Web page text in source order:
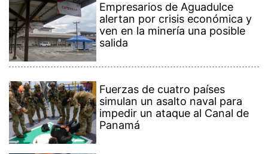
Empresarios de Aguadulce
alertan por crisis económica y
ven en la minería una posible
salida
Fuerzas de cuatro países
simulan un asalto naval para
impedir un ataque al Canal de
Panamá